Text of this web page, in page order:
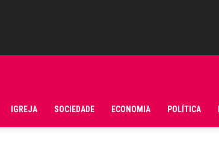
IGREJA SOCIEDADE ECONOMIA POLÍTICA